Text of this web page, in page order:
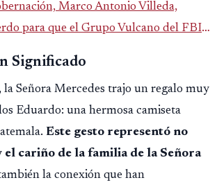
Marco Antonio Villeda,
para que el Grupo Vulcano del FBI
anterior del Ministerio
Significado
Señora Mercedes trajo un regalo muy
Eduardo: una hermosa camiseta
Este gesto representó no
el cariño de la familia de la Señora
la conexión que han